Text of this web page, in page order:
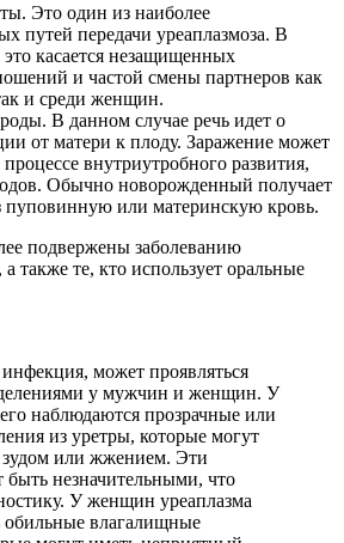
Это один из наиболее
путей передачи уреаплазмоза. В
касается незащищенных
и частой смены партнеров как
и среди женщин.
В данном случае речь идет о
от матери к плоду. Заражение может
внутриутробного развития,
Обычно новорожденный получает
пуповинную или материнскую кровь.
подвержены заболеванию
также те, кто использует оральные
может проявляться
у мужчин и женщин. У
наблюдаются прозрачные или
из уретры, которые могут
зудом или жжением. Эти
незначительными, что
У женщин уреаплазма
влагалищные